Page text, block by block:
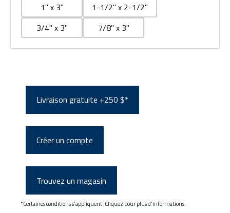
1" x 3"
1-1/2" x 2-1/2"
3/4" x 3"
7/8" x 3"
Livraison gratuite +250 $*
Créer un compte
Trouvez un magasin
*Certaines conditions s'appliquent. Cliquez pour plus d'informations.